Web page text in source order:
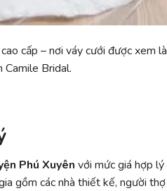
cấp – nơi váy cưới được xem là
Camile Bridal.
Phú Xuyên với mức giá hợp lý
gồm các nhà thiết kế, người thợ